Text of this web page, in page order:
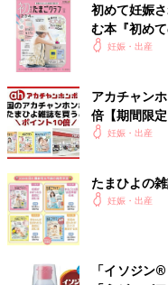
初めて妊娠
む本『初め
妊娠・出産
アカチャン
倍【期間限定
妊娠・出産
たまひよの
妊娠・出産
「イソジン